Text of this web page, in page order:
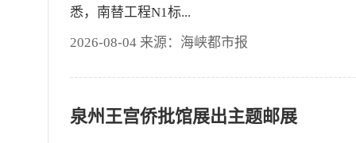
悉，南替工程N1标...
2026-08-04 来源：海峡都市报
泉州王宫侨批馆展出主题邮展